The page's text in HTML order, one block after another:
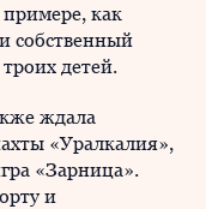
примере, как
собственный
детей.
ждала
«Уралкалия»,
«Зарница».
и